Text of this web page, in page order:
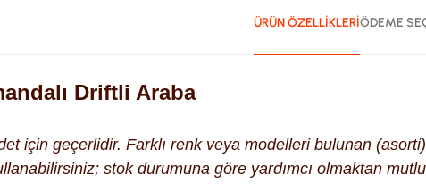
ÜRÜN ÖZELLİKLERİÖDEME
Driftli Araba
için geçerlidir. Farklı renk veya modelleri bulunan
stok durumuna göre yardımcı olmaktan